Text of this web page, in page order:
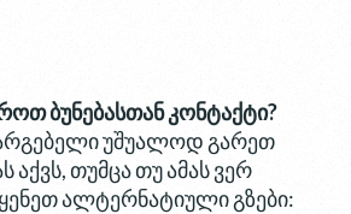
ბუნებასთან კონტაქტი?
უშუალოდ გარეთ
თუმცა თუ ამას ვერ
ალტერნატიული გზები: